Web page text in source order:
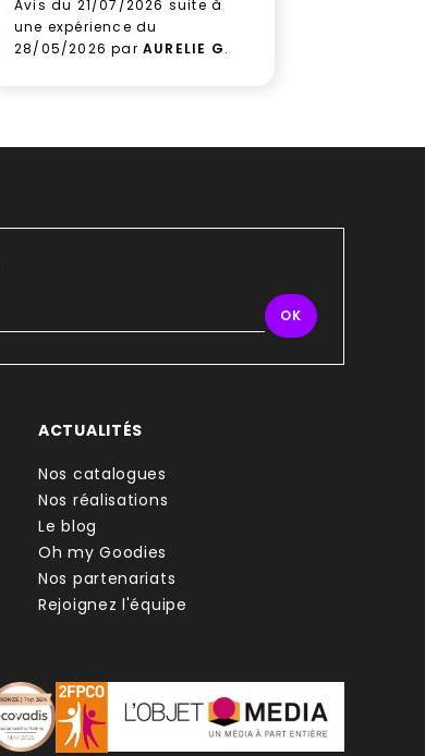
Avis du 21/07/2026 suite à
une expérience du
28/05/2026 par AURELIE G.
ACTUALITÉS
Nos catalogues
Nos réalisations
Le blog
Oh my Goodies
Nos partenariats
Rejoignez l'équipe